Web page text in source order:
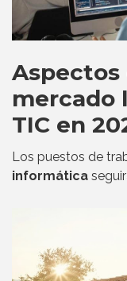
mercado
TIC en
Los puestos de
informática